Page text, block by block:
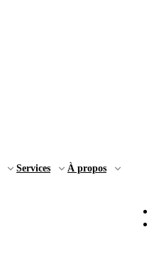
Services À propos